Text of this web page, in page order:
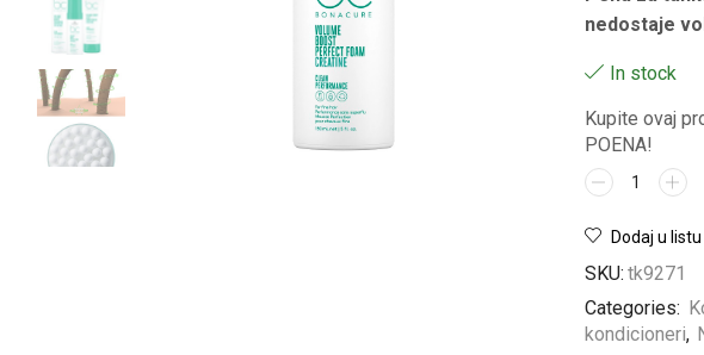
nedostaje
In stock
Kupite ovaj
POENA!
Dodaj u
SKU: tk9271
Categories:
kondicioneri,